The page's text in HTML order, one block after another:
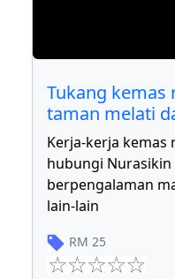
Tukang kemas
taman melati
Kerja-kerja kemas
hubungi Nurasikin
berpengalaman
lain-lain
RM 25